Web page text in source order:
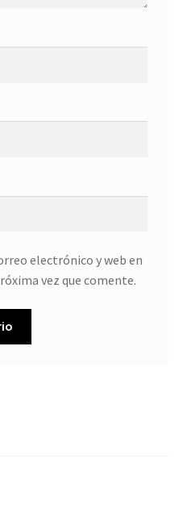
electrónico y web en
vez que comente.